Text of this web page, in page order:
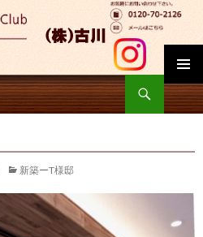
新築ーT様邸